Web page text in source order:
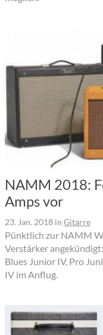
NAMM 2018:
Amps vor
23. Jan. 2018 in Gitarre
Pünktlich zur NAMM
Verstärker
Blues Junior IV, Pro
IV im Anflug.